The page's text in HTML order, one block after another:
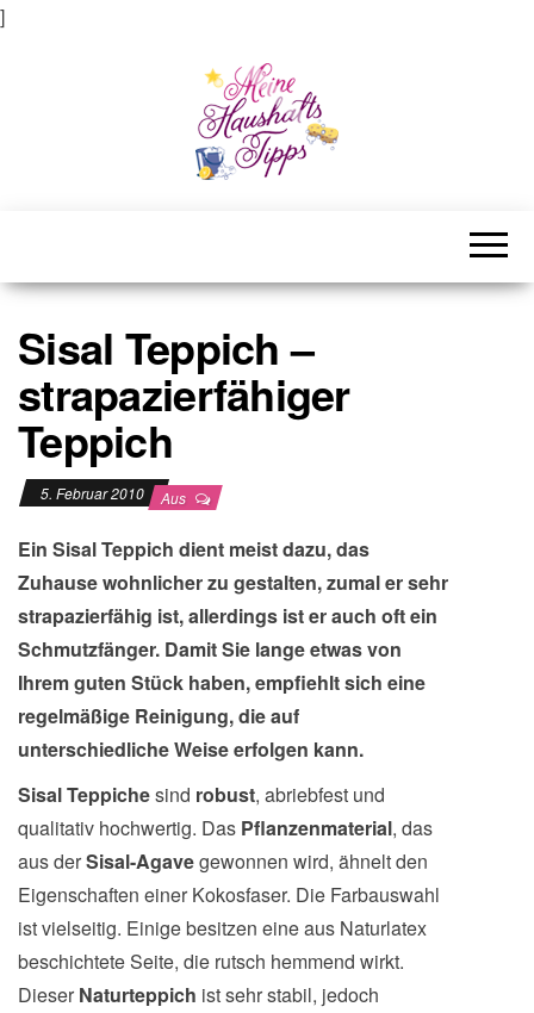
]
Sisal Teppich –
strapazierfähiger
Teppich
5. Februar 2010 Aus
Ein Sisal Teppich dient meist dazu, das
Zuhause wohnlicher zu gestalten, zumal er sehr
strapazierfähig ist, allerdings ist er auch oft ein
Schmutzfänger. Damit Sie lange etwas von
Ihrem guten Stück haben, empfiehlt sich eine
regelmäßige Reinigung, die auf
unterschiedliche Weise erfolgen kann.
Sisal Teppichesind robust, abriebfest und
qualitativ hochwertig. Das Pflanzenmaterial, das
aus derSisal-Agavegewonnen wird, ähnelt den
Eigenschaften einer Kokosfaser. Die Farbauswahl
ist vielseitig. Einige besitzen eine aus Naturlatex
beschichtete Seite, die rutsch hemmend wirkt.
Dieser Naturteppich ist sehr stabil, jedoch